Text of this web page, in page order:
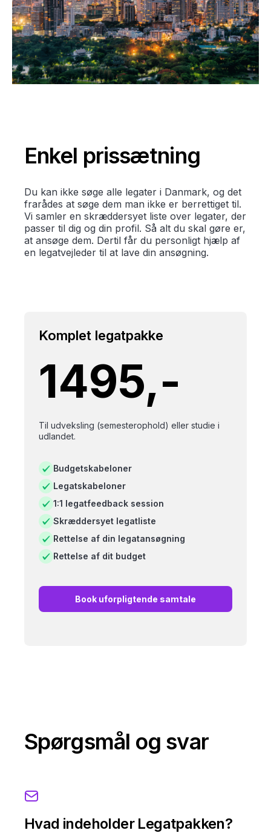
Enkel prissætning
Du kan ikke søge alle legater i Danmark, og det
frarådes at søge dem man ikke er berrettiget til.
Vi samler en skræddersyet liste over legater, der
passer til dig og din profil. Så alt du skal gøre er,
at ansøge dem. Dertil får du personligt hjælp af
en legatvejleder til at lave din ansøgning.
Komplet legatpakke
1495,-
Til udveksling (semesterophold) eller studie i
udlandet.
Budgetskabeloner
Legatskabeloner
1:1 legatfeedback session
Skræddersyet legatliste
Rettelse af din legatansøgning
Rettelse af dit budget
Book uforpligtende samtale
Spørgsmål og svar
Hvad indeholder Legatpakken?